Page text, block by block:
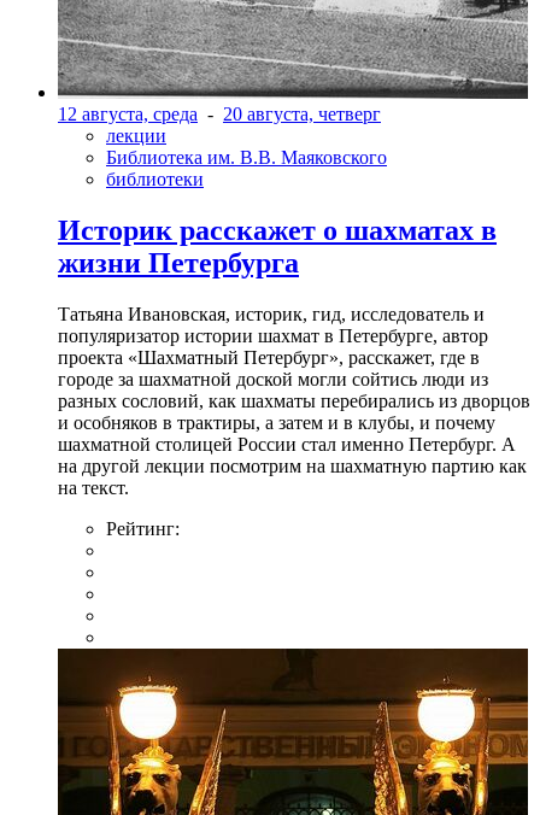
12 августа, среда - 20 августа, четверг
лекции
Библиотека им. В.В. Маяковского
библиотеки
Историк расскажет о шахматах в
жизни Петербурга
Татьяна Ивановская, историк, гид, исследователь и
популяризатор истории шахмат в Петербурге, автор
проекта «Шахматный Петербург», расскажет, где в
городе за шахматной доской могли сойтись люди из
разных сословий, как шахматы перебирались из дворцов
и особняков в трактиры, а затем и в клубы, и почему
шахматной столицей России стал именно Петербург. А
на другой лекции посмотрим на шахматную партию как
на текст.
Рейтинг: